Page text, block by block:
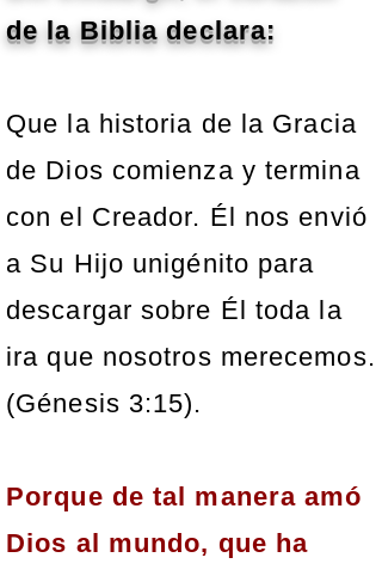
de la Biblia declara:
Que la historia de la Gracia
de Dios comienza y termina
con el Creador. Él nos envió
a Su Hijo unigénito para
descargar sobre Él toda la
ira que nosotros merecemos.
(Génesis 3:15).
Porque de tal manera amó
Dios al mundo, que ha